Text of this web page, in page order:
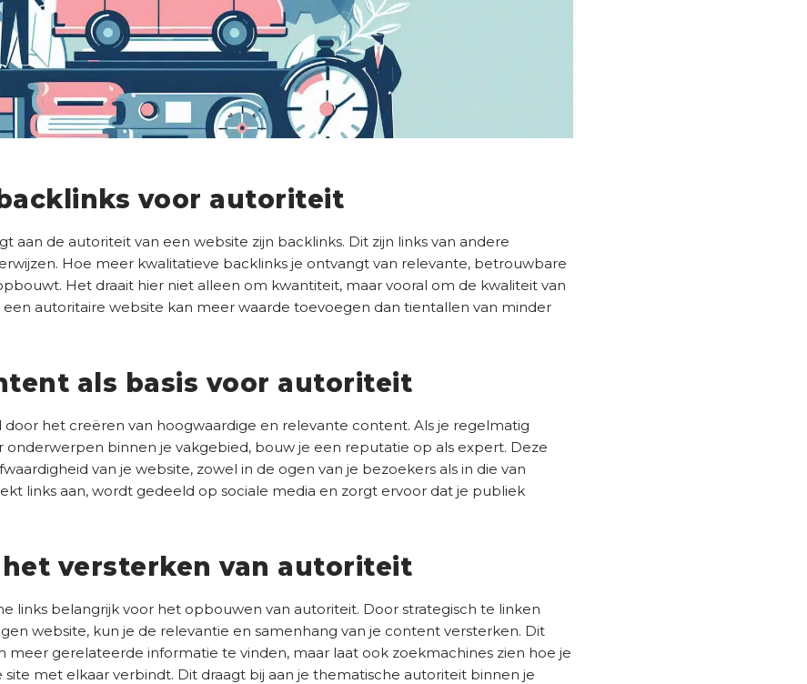
voor autoriteit
aan de autoriteit van een website zijn backlinks. Dit zijn links van andere
Hoe meer kwalitatieve backlinks je ontvangt van relevante, betrouwbare
Het draait hier niet alleen om kwantiteit, maar vooral om de kwaliteit van
een autoritaire website kan meer waarde toevoegen dan tientallen van minder
als basis voor autoriteit
het creëren van hoogwaardige en relevante content. Als je regelmatig
onderwerpen binnen je vakgebied, bouw je een reputatie op als expert. Deze
van je website, zowel in de ogen van je bezoekers als in die van
links aan, wordt gedeeld op sociale media en zorgt ervoor dat je publiek
versterken van autoriteit
links belangrijk voor het opbouwen van autoriteit. Door strategisch te linken
website, kun je de relevantie en samenhang van je content versterken. Dit
meer gerelateerde informatie te vinden, maar laat ook zoekmachines zien hoe je
met elkaar verbindt. Dit draagt bij aan je thematische autoriteit binnen je